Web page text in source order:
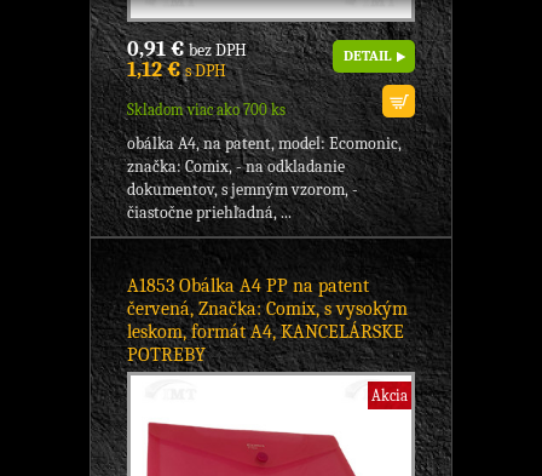
0,91 €bez DPH
1,12 €s DPH
Skladom viac ako 700 ks
DETAIL
obálka A4, na patent, model: Ecomonic,
značka: Comix, - na odkladanie
dokumentov, s jemným vzorom, -
čiastočne priehľadná, ...
A1853 Obálka A4 PP na patent
červená, Značka: Comix, s vysokým
leskom, formát A4, KANCELÁRSKE
POTREBY
Akcia